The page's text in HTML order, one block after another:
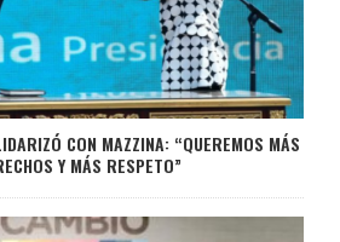
CON MAZZINA: “QUEREMOS MÁS
Y MÁS RESPETO”